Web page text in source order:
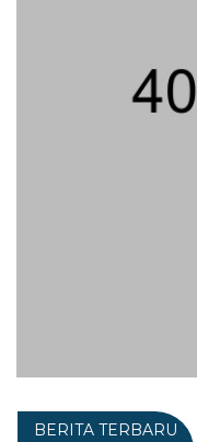
BERITA TERBARU